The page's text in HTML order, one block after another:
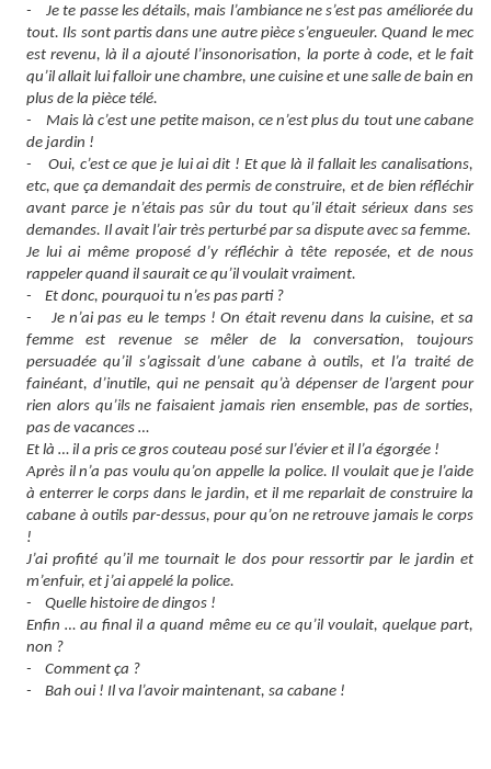
- Je te passe les détails, mais l’ambiance ne s’est pas améliorée du
tout. Ils sont partis dans une autre pièce s’engueuler. Quand le mec
est revenu, là il a ajouté l’insonorisation, la porte à code, et le fait
qu’il allait lui falloir une chambre, une cuisine et une salle de bain en
plus de la pièce télé.
- Mais là c’est une petite maison, ce n’est plus du tout une cabane
de jardin !
- Oui, c’est ce que je lui ai dit ! Et que là il fallait les canalisations,
etc, que ça demandait des permis de construire, et de bien réfléchir
avant parce je n’étais pas sûr du tout qu’il était sérieux dans ses
demandes. Il avait l’air très perturbé par sa dispute avec sa femme.
Je lui ai même proposé d’y réfléchir à tête reposée, et de nous
rappeler quand il saurait ce qu’il voulait vraiment.
- Et donc, pourquoi tu n’es pas parti ?
- Je n’ai pas eu le temps ! On était revenu dans la cuisine, et sa
femme est revenue se mêler de la conversation, toujours
persuadée qu’il s’agissait d’une cabane à outils, et l’a traité de
fainéant, d’inutile, qui ne pensait qu’à dépenser de l’argent pour
rien alors qu’ils ne faisaient jamais rien ensemble, pas de sorties,
pas de vacances …
Et là … il a pris ce gros couteau posé sur l’évier et il l’a égorgée !
Après il n’a pas voulu qu’on appelle la police. Il voulait que je l’aide
à enterrer le corps dans le jardin, et il me reparlait de construire la
cabane à outils par-dessus, pour qu’on ne retrouve jamais le corps
!
J’ai profité qu’il me tournait le dos pour ressortir par le jardin et
m’enfuir, et j’ai appelé la police.
- Quelle histoire de dingos !
Enfin … au final il a quand même eu ce qu’il voulait, quelque part,
non ?
- Comment ça ?
- Bah oui ! Il va l’avoir maintenant, sa cabane !